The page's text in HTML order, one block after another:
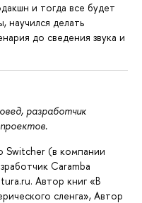
и тогда все будет
научился делать
до сведения звука и
разработчик
Switcher (в компании
Caramba
Автор книг «В
сленга», Автор